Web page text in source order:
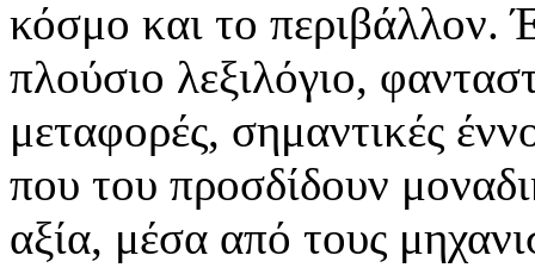
κόσμο και το περιβάλλον.
πλούσιο λεξιλόγιο,
μεταφορές, σημαντικές
που του προσδίδουν
αξία, μέσα από τους